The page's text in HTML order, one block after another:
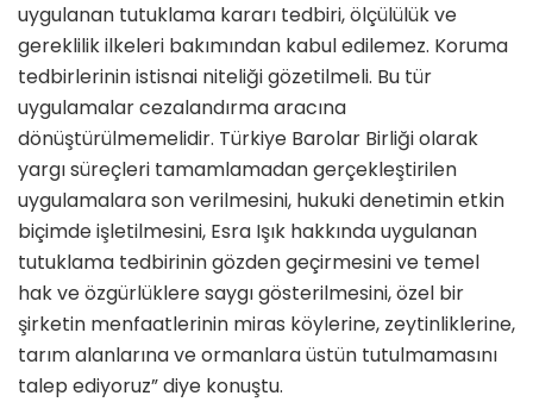
uygulanan tutuklama kararı tedbiri, ölçülülük ve
gereklilik ilkeleri bakımından kabul edilemez. Koruma
tedbirlerinin istisnai niteliği gözetilmeli. Bu tür
uygulamalar cezalandırma aracına
dönüştürülmemelidir. Türkiye Barolar Birliği olarak
yargı süreçleri tamamlamadan gerçekleştirilen
uygulamalara son verilmesini, hukuki denetimin etkin
biçimde işletilmesini, Esra Işık hakkında uygulanan
tutuklama tedbirinin gözden geçirmesini ve temel
hak ve özgürlüklere saygı gösterilmesini, özel bir
şirketin menfaatlerinin miras köylerine, zeytinliklerine,
tarım alanlarına ve ormanlara üstün tutulmamasını
talep ediyoruz” diye konuştu.